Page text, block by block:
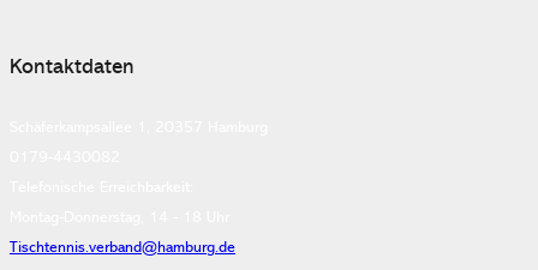
Kontaktdaten
Tischtennis.verband@hamburg.de